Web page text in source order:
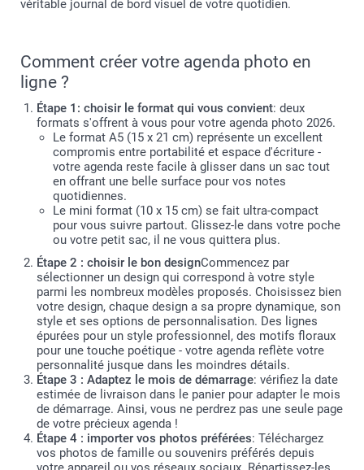
véritable journal de bord visuel de votre quotidien.
Comment créer votre agenda photo en
ligne ?
Étape 1: choisir le format qui vous convient: deux
formats s'offrent à vous pour votre agenda photo 2026.
Le format A5 (15 x 21 cm) représente un excellent
compromis entre portabilité et espace d'écriture -
votre agenda reste facile à glisser dans un sac tout
en offrant une belle surface pour vos notes
quotidiennes.
Le mini format (10 x 15 cm) se fait ultra-compact
pour vous suivre partout. Glissez-le dans votre poche
ou votre petit sac, il ne vous quittera plus.
Étape 2 : choisir le bon designCommencez par
sélectionner un design qui correspond à votre style
parmi les nombreux modèles proposés. Choisissez bien
votre design, chaque design a sa propre dynamique, son
style et ses options de personnalisation. Des lignes
épurées pour un style professionnel, des motifs floraux
pour une touche poétique - votre agenda reflète votre
personnalité jusque dans les moindres détails.
Étape 3 : Adaptez le mois de démarrage: vérifiez la date
estimée de livraison dans le panier pour adapter le mois
de démarrage. Ainsi, vous ne perdrez pas une seule page
de votre précieux agenda !
Étape 4 : importer vos photos préférées: Téléchargez
vos photos de famille ou souvenirs préférés depuis